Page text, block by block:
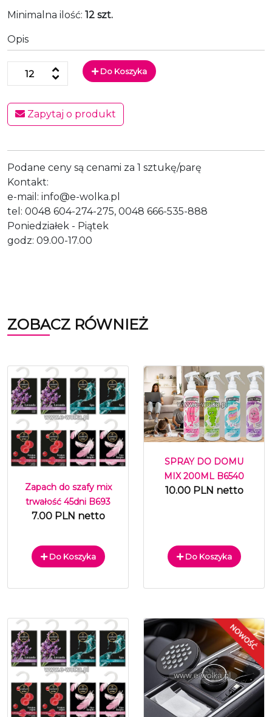
Minimalna ilość: 12 szt.
Opis
Do Koszyka
Zapytaj o produkt
Podane ceny są cenami za 1 sztukę/parę
Kontakt:
e-mail: info@e-wolka.pl
tel: 0048 604-274-275, 0048 666-535-888
Poniedziałek - Piątek
godz: 09.00-17.00
ZOBACZ RÓWNIEŻ
Zapach do szafy mix
trwałość 45dni B693
7.00 PLN netto
Do Koszyka
SPRAY DO DOMU
MIX 200ML B6540
10.00 PLN netto
Do Koszyka